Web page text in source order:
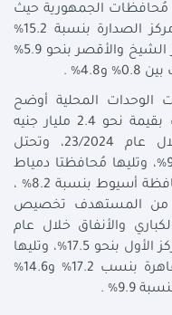
على مُحافظات الجمهورية حيث
تأتي مُحافظتا أسيوط والقاهرة في مركز الصدارة بنسبة 15.2%
و9.5%، ثم محافظات الإسكندرية وكفر الشيخ والأقصر بنحو 5.9%
الوحدات المحلية أوضح
التقرير أنه يجري تخصيص استثمارات بقيمة نحو 2.4 مليار جنيه
لبرنامج تدعيم الوحدات المحلية خلال عام 23/2024، وتحتل
مُحافظة القاهرة المركز الأول بنحو 9.7%، وتليها مُحافظتا دمياط
والإسكندرية بنحو 9.1% و8.8%، ثم محافظة أسيوط بنسبة 8.2% ،
من المستهدف تخصيص
والأنفاق خلال عام
23/2024، وتحتل مُحافظة أسيوط المركز الأول بنحو 17.5%، وتليها
مُحافظات القليوبية وبني سويف والقاهرة بنسب 17.2% و14.6%